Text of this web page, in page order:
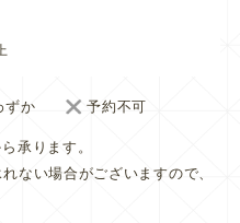
ずか 予約不可
承ります。
ない場合がございますので、